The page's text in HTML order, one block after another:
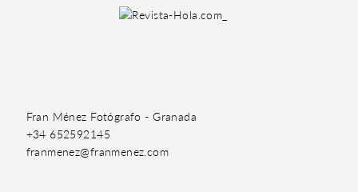
Fran Ménez Fotógrafo - Granada
+34 652592145
franmenez@franmenez.com